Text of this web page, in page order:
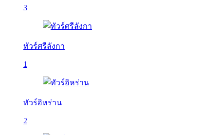
3
ทัวร์ศรีลังกา
1
ทัวร์อิหร่าน
2